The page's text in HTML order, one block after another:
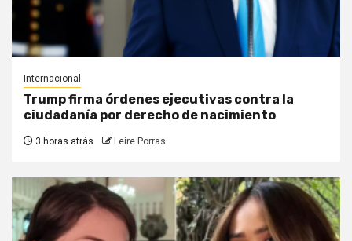
Internacional
Trump firma órdenes ejecutivas contra la
ciudadanía por derecho de nacimiento
3 horas atrás Leire Porras